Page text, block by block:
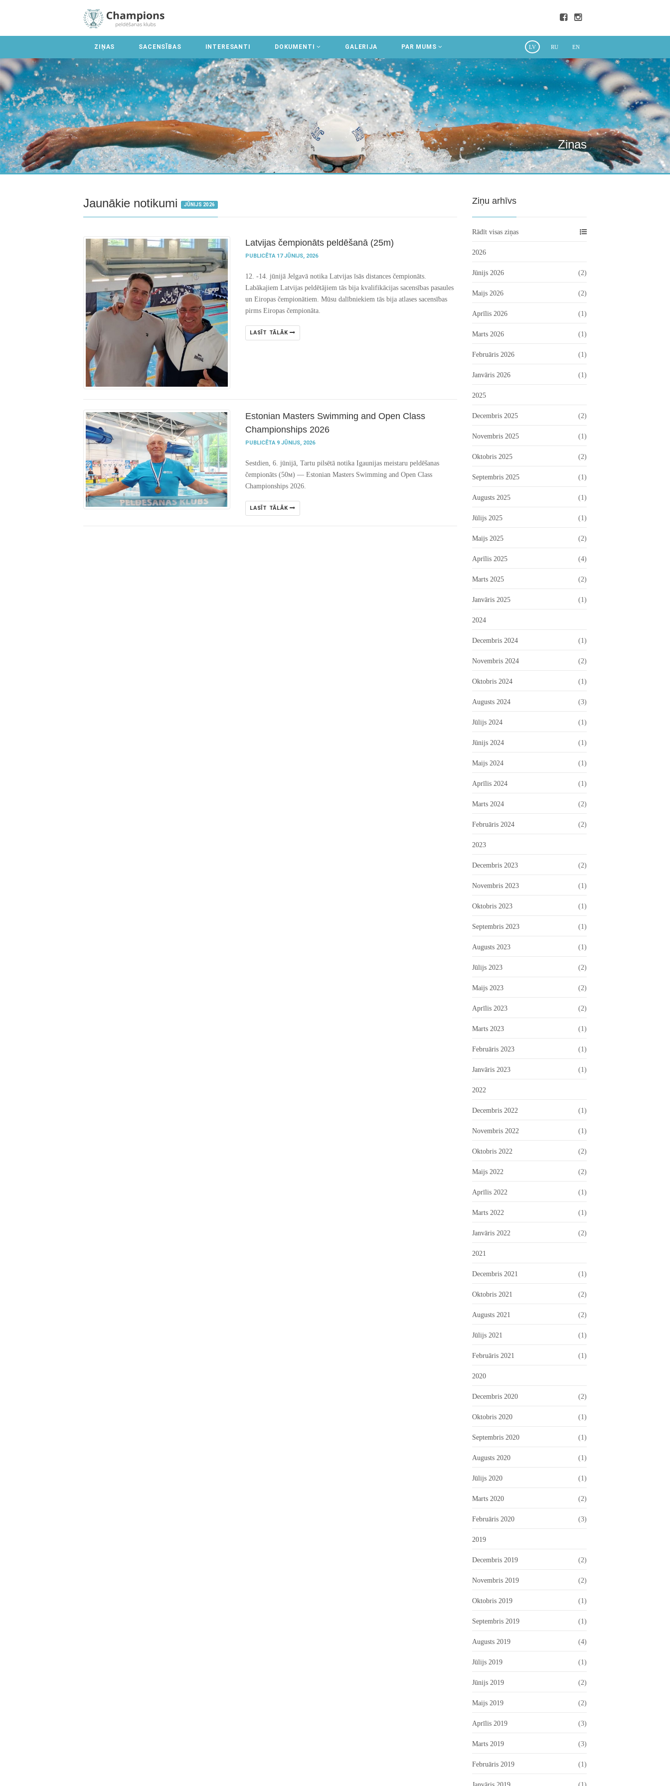
LV RU EN
ZIŅAS SACENSĪBAS INTERESANTI DOKUMENTI GALERIJA PAR MUMS
Ziņas
Jaunākie notikumi JŪNIJS 2026
Latvijas čempionāts peldēšanā (25m)
PUBLICĒTA 17 JŪNIJS, 2026
12. -14. jūnijā Jelgavā notika Latvijas īsās distances čempionāts.
Labākajiem Latvijas peldētājiem tās bija kvalifikācijas sacensības pasaules
un Eiropas čempionātiem. Mūsu dalībniekiem tās bija atlases sacensības
pirms Eiropas čempionāta.
LASĪT TĀLĀK
Estonian Masters Swimming and Open Class
Championships 2026
PUBLICĒTA 9 JŪNIJS, 2026
Sestdien, 6. jūnijā, Tartu pilsētā notika Igaunijas meistaru peldēšanas
čempionāts (50м) — Estonian Masters Swimming and Open Class
Championships 2026.
LASĪT TĀLĀK
Ziņu arhīvs
Rādīt visas ziņas
2026
Jūnijs 2026 (2)
Maijs 2026 (2)
Aprīlis 2026 (1)
Marts 2026 (1)
Februāris 2026 (1)
Janvāris 2026 (1)
2025
Decembris 2025 (2)
Novembris 2025 (1)
Oktobris 2025 (2)
Septembris 2025 (1)
Augusts 2025 (1)
Jūlijs 2025 (1)
Maijs 2025 (2)
Aprīlis 2025 (4)
Marts 2025 (2)
Janvāris 2025 (1)
2024
Decembris 2024 (1)
Novembris 2024 (2)
Oktobris 2024 (1)
Augusts 2024 (3)
Jūlijs 2024 (1)
Jūnijs 2024 (1)
Maijs 2024 (1)
Aprīlis 2024 (1)
Marts 2024 (2)
Februāris 2024 (2)
2023
Decembris 2023 (2)
Novembris 2023 (1)
Oktobris 2023 (1)
Septembris 2023 (1)
Augusts 2023 (1)
Jūlijs 2023 (2)
Maijs 2023 (2)
Aprīlis 2023 (2)
Marts 2023 (1)
Februāris 2023 (1)
Janvāris 2023 (1)
2022
Decembris 2022 (1)
Novembris 2022 (1)
Oktobris 2022 (2)
Maijs 2022 (2)
Aprīlis 2022 (1)
Marts 2022 (1)
Janvāris 2022 (2)
2021
Decembris 2021 (1)
Oktobris 2021 (2)
Augusts 2021 (2)
Jūlijs 2021 (1)
Februāris 2021 (1)
2020
Decembris 2020 (2)
Oktobris 2020 (1)
Septembris 2020 (1)
Augusts 2020 (1)
Jūlijs 2020 (1)
Marts 2020 (2)
Februāris 2020 (3)
2019
Decembris 2019 (2)
Novembris 2019 (2)
Oktobris 2019 (1)
Septembris 2019 (1)
Augusts 2019 (4)
Jūlijs 2019 (1)
Jūnijs 2019 (2)
Maijs 2019 (2)
Aprīlis 2019 (3)
Marts 2019 (3)
Februāris 2019 (1)